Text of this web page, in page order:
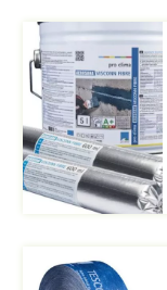
Afbeelding
Afbeelding